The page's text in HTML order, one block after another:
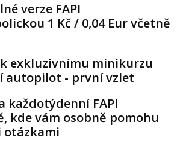
verze FAPI
1 Kč / 0,04 Eur včetně
exkluzivnímu minikurzu
autopilot - první vzlet
každotýdenní FAPI
kde vám osobně pomohu
otázkami